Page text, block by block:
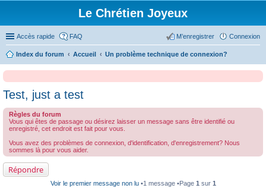
Le Chrétien Joyeux
Accès rapide FAQ Connexion
M’enregistrer
Index du forum Accueil Un problème technique de connexion?
Test, just a test
Règles du forum
Vous qui êtes de passage ou désirez laisser un message sans être identifié ou
enregistré, cet endroit est fait pour vous.
Vous avez des problèmes de connexion, d'identification, d'enregistrement? Nous
sommes là pour vous aider.
Répondre
Voir le premier message non lu•1 message •Page 1 sur 1